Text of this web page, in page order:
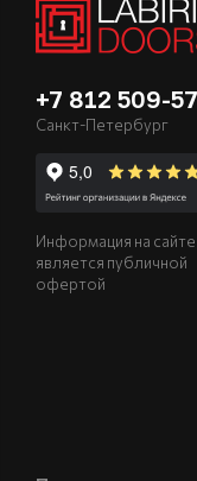
+7 812 509-
Санкт-Петербург
Информация на сайте
является публичной
офертой